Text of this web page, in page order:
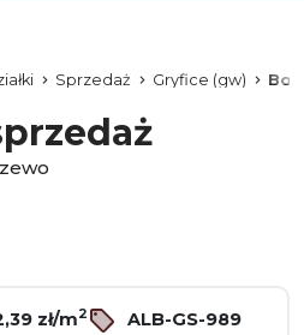
Sprzedaż Gryfice (gw)
zł/m2
ALB-GS-989